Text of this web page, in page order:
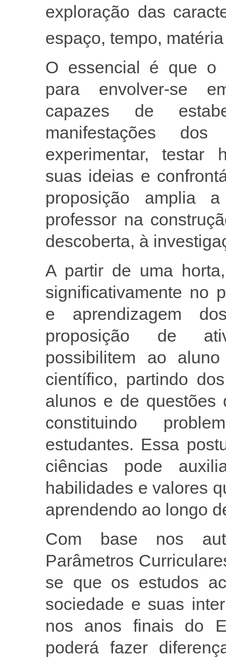
exploração das
espaço, tempo,
O essencial é que o
para envolver-se
capazes de
manifestações
experimentar, testar
suas ideias e
proposição amplia
professor na
descoberta, à
A partir de uma
significativamente no
e aprendizagem
proposição de
possibilitem ao
científico, partindo
alunos e de questões
constituindo
estudantes. Essa
ciências pode
habilidades e valores
aprendendo ao longo
Com base nos
Parâmetros
se que os estudos
sociedade e suas
nos anos finais do
poderá fazer